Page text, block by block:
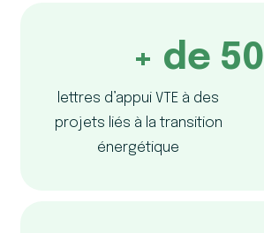
+ de 50
lettres d’appui VTE à des
projets liés à la transition
énergétique